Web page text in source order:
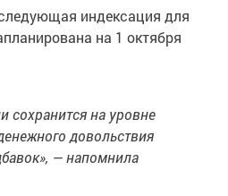
индексация для
на 1 октября
сохранится на уровне
довольствия
— напомнила